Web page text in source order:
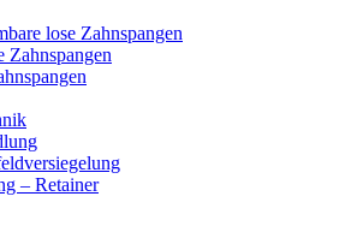
lose Zahnspangen
Zahnspangen
– Retainer